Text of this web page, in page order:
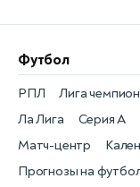
Футбол
РПЛ
Матч-центр
Лига
Прогнозы на
Ла Лига Серия А